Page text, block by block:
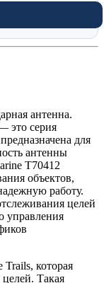
антенна.
это серия
для
антенны
T70412
объектов,
работу.
целей
управления
которая
Такая